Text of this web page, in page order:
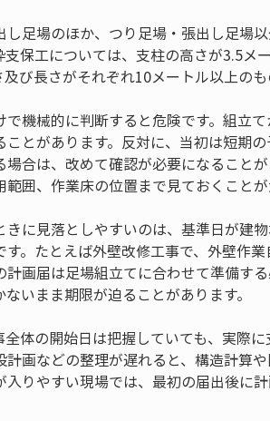
足場のほか、つり足場・張出し足場
保工については、支柱の高さが3.5メ
び長さがそれぞれ10メートル以上の
機械的に判断すると危険です。組立
とがあります。反対に、当初は短期
合は、改めて確認が必要になること
囲、作業床の位置まで見ておくことが
に見落としやすいのは、基準日が建
。たとえば外壁改修工事で、外壁作
画届は足場組立てに合わせて準備す
いまま期限が迫ることがあります。
体の開始日は把握していても、実際
画などの整理が遅れると、構造計算
りやすい現場では、最初の届出後に